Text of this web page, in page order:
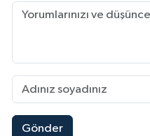
Gönder